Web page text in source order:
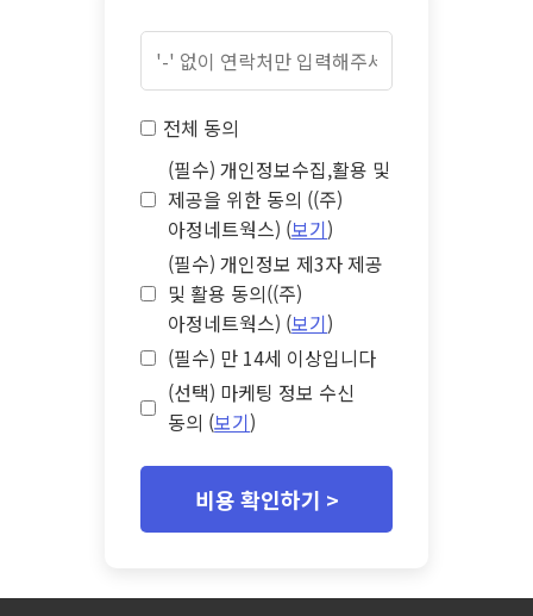
전체 동의
(필수) 개인정보수집,활용 및
제공을 위한 동의 ((주)
아정네트웍스) (보기)
(필수) 개인정보 제3자 제공
및 활용 동의((주)
아정네트웍스) (보기)
(필수) 만 14세 이상입니다
(선택) 마케팅 정보 수신
동의 (보기)
비용 확인하기 >